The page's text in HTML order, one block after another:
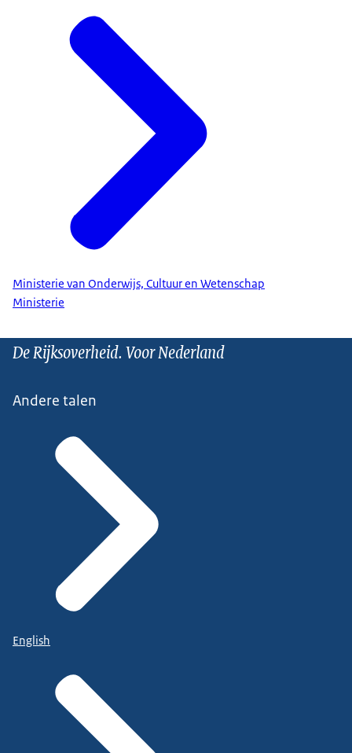
Ministerie van Onderwijs, Cultuur en Wetenschap
Ministerie
De Rijksoverheid. Voor Nederland
Andere talen
English